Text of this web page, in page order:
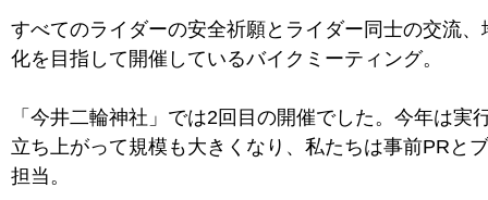
すべてのライダーの安全祈願とライダー同士の交流、
化を目指して開催しているバイクミーティング。
「今井二輪神社」では2回目の開催でした。今年は実
立ち上がって規模も大きくなり、私たちは事前PRと
担当。